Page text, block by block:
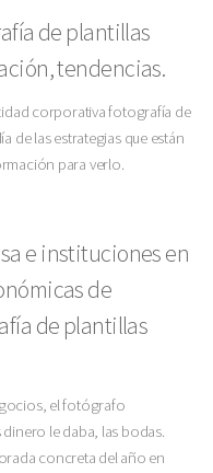
de plantillas
tendencias.
corporativa fotografía de
de las estrategias que están
para verlo.
e instituciones en
de
de plantillas
el fotógrafo
le daba, las bodas.
concreta del año en